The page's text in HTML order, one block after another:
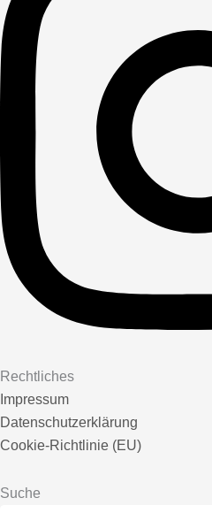
Rechtliches
Impressum
Datenschutzerklärung
Cookie-Richtlinie (EU)
Suche